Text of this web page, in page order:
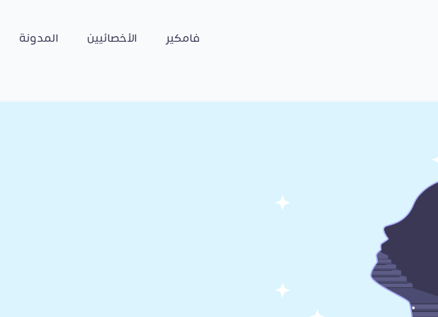
فامكير الأخصائيين المدونة